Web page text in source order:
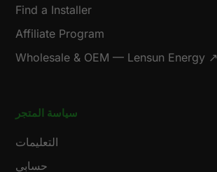
Find a Installer
Affiliate Program
Wholesale & OEM — Lensun Energy ↗
سياسة المتجر
التعليمات
حسابي